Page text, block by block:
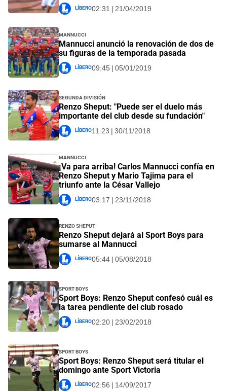
Líbero02:31 | 21/04/2019
Mannucci
Mannucci anunció la renovación de dos de
su figuras de la temporada pasada
Líbero09:45 | 05/01/2019
Segunda División
Renzo Sheput: "Puede ser el duelo más
importante del club desde su fundación"
Líbero11:23 | 30/11/2018
Mannucci
¡Va para arriba! Carlos Mannucci confía en
Renzo Sheput y Mario Tajima para el
triunfo ante la César Vallejo
Líbero03:17 | 23/11/2018
Renzo Sheput
Renzo Sheput dejará al Sport Boys para
sumarse al Mannucci
Líbero05:44 | 05/08/2018
Sport Boys
Sport Boys: Renzo Sheput confesó cuál es
la tarea pendiente del club rosado
Líbero02:20 | 23/02/2018
Sport Boys
Sport Boys: Renzo Sheput será titular el
domingo ante Sport Victoria
Líbero02:56 | 14/09/2017